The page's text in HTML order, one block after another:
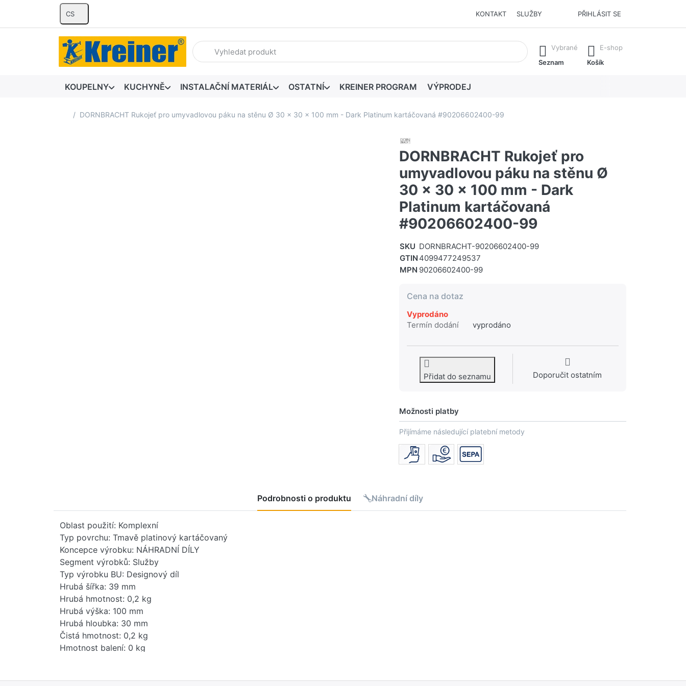
CS KONTAKT SLUŽBY PŘIHLÁSIT SE
Zadejte hledaný výraz. První výsledky se zobrazí automaticky při zadávání. Stisknutím klávesy Enter vyvoláte všechny výsledky.
Vybrané
Seznam
E-shop
Košík
KOUPELNY KUCHYNĚ INSTALAČNÍ MATERIÁL OSTATNÍ KREINER PROGRAM VÝPRODEJ
Domovská stránka
DORNBRACHT Rukojeť pro umyvadlovou páku na stěnu Ø 30 x 30 x 100 mm - Dark Platinum kartáčovaná #90206602400-99
DORNBRACHT Rukojeť pro
umyvadlovou páku na stěnu Ø
30 x 30 x 100 mm - Dark
Platinum kartáčovaná
#90206602400-99
SKU DORNBRACHT-90206602400-99
GTIN 4099477249537
MPN 90206602400-99
Cena na dotaz
Vyprodáno
Termín dodání
vyprodáno
Přidat do seznamu Doporučit ostatním
Možnosti platby
Přijímáme následující platební metody
Podrobnosti o produktu Náhradní díly
Oblast použití: Komplexní
Typ povrchu: Tmavě platinový kartáčovaný
Koncepce výrobku: NÁHRADNÍ DÍLY
Segment výrobků: Služby
Typ výrobku BU: Designový díl
Hrubá šířka: 39 mm
Hrubá hmotnost: 0,2 kg
Hrubá výška: 100 mm
Hrubá hloubka: 30 mm
Čistá hmotnost: 0,2 kg
Hmotnost balení: 0 kg